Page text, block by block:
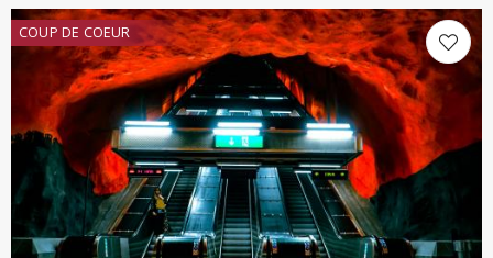
COUP DE COEUR